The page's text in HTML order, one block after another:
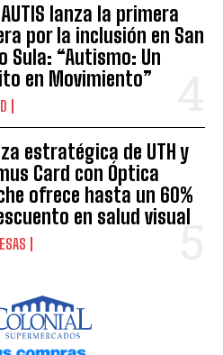
lanza la primera
por la inclusión en San
Sula: “Autismo: Un
en Movimiento”
estratégica de UTH y
Card con Óptica
ofrece hasta un 60%
en salud visual